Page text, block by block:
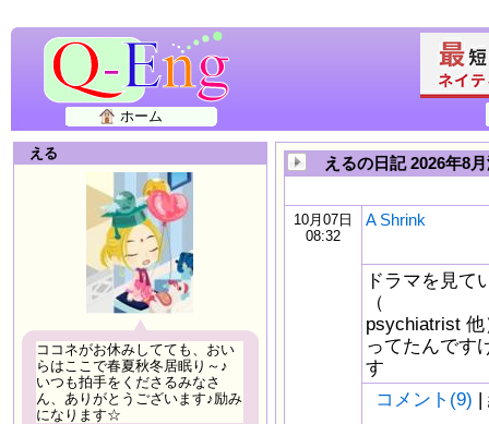
ホーム
える
ココネがお休みしてても、おい
らはここで春夏秋冬居眠り～♪
いつも拍手をくださるみなさ
ん、ありがとうございます♪励み
になります☆
えるの日記 2026年8
10月07日
08:32
A Shrink
ドラマを見て
（
psychiatrist
ってたんです
す
コメント(9) |